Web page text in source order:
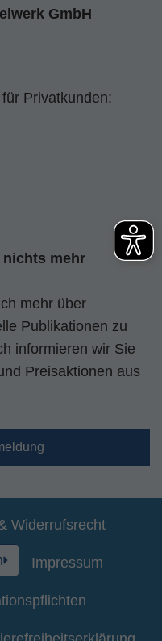
GmbH
Privatkunden:
nichts mehr
mehr über
Publikationen zu
informieren wir Sie
Preisaktionen aus
Widerrufsrecht
Impressum